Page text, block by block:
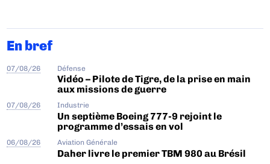
En bref
07/08/26 Défense
Vidéo – Pilote de Tigre, de la prise en main
aux missions de guerre
07/08/26 Industrie
Un septième Boeing 777-9 rejoint le
programme d’essais en vol
06/08/26 Aviation Générale
Daher livre le premier TBM 980 au Brésil